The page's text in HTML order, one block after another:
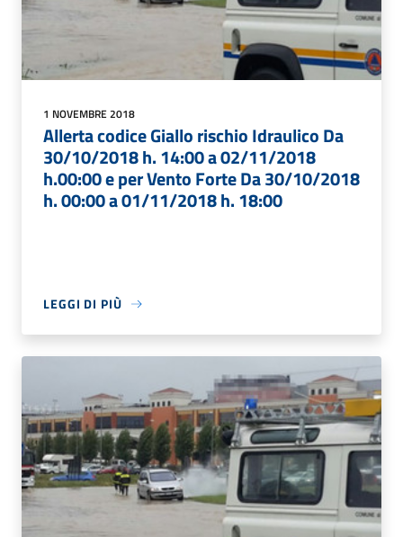
1 NOVEMBRE 2018
Allerta codice Giallo rischio Idraulico Da
30/10/2018 h. 14:00 a 02/11/2018
h.00:00 e per Vento Forte Da 30/10/2018
h. 00:00 a 01/11/2018 h. 18:00
LEGGI DI PIÙ